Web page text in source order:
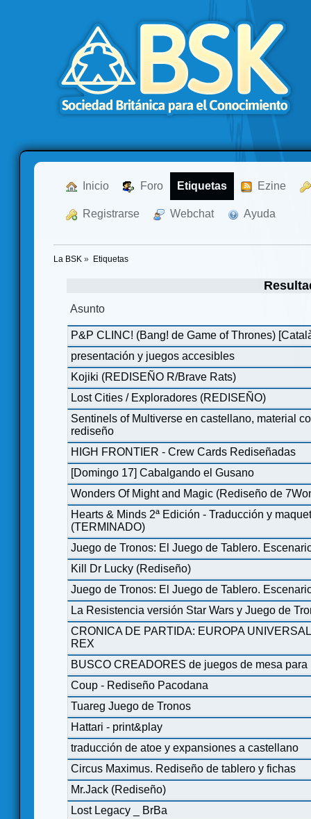
Inicio Foro Etiquetas Ezine
Registrarse Webchat Ayuda
La BSK » Etiquetas
Asunto
P&P CLINC! (Bang! de Game of Thrones)
presentación y juegos accesibles
Kojiki (REDISEÑO R/Brave Rats)
Lost Cities / Exploradores (REDISEÑO)
Sentinels of Multiverse en castellano, material
rediseño
HIGH FRONTIER - Crew Cards Rediseñadas
[Domingo 17] Cabalgando el Gusano
Wonders Of Might and Magic (Rediseño de
Hearts & Minds 2ª Edición - Traducción y
(TERMINADO)
Juego de Tronos: El Juego de Tablero.
Kill Dr Lucky (Rediseño)
Juego de Tronos: El Juego de Tablero.
La Resistencia versión Star Wars y Juego de
CRONICA DE PARTIDA: EUROPA
REX
BUSCO CREADORES de juegos de mesa
Coup - Rediseño Pacodana
Tuareg Juego de Tronos
Hattari - print&play
traducción de atoe y expansiones a castellano
Circus Maximus. Rediseño de tablero y fichas
Mr.Jack (Rediseño)
Lost Legacy _ BrBa